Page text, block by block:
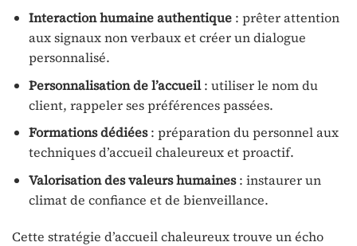
Interaction humaine authentique: prêter attention
aux signaux non verbaux et créer un dialogue
personnalisé.
Personnalisation de l’accueil: utiliser le nom du
client, rappeler ses préférences passées.
Formations dédiées: préparation du personnel aux
techniques d’accueil chaleureux et proactif.
Valorisation des valeurs humaines: instaurer un
climat de confiance et de bienveillance.
Cette stratégie d’accueil chaleureux trouve un écho